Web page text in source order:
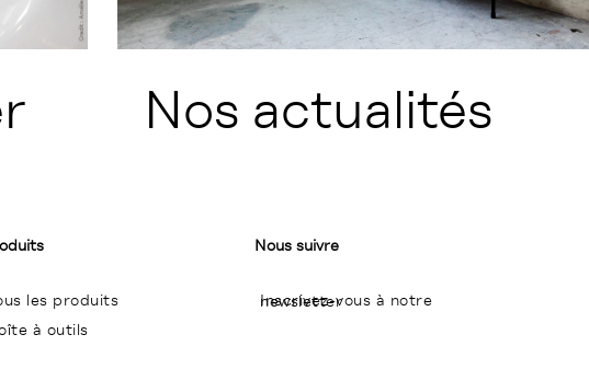
Nos actualités
les produits
à outils
Nous suivre
Inscrivez-vous à notre newsletter